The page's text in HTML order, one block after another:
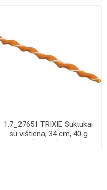
1.7_27651 TRIXIE Suktukai
su vištiena, 34 cm, 40 g
(pak.50) ...